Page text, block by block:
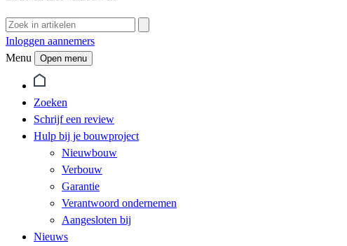
Inloggen aannemers
Menu
Open menu
Zoeken
Schrijf een review
Hulp bij je bouwproject
Nieuwbouw
Verbouw
Garantie
Verantwoord ondernemen
Aangesloten bij
Nieuws